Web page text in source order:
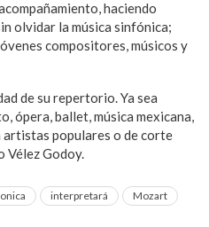
haciendo
olvidar la música sinfónica;
compositores, músicos y
de su repertorio. Ya sea
ópera, ballet, música mexicana,
artistas populares o de corte
Vélez Godoy.
interpretará
Mozart